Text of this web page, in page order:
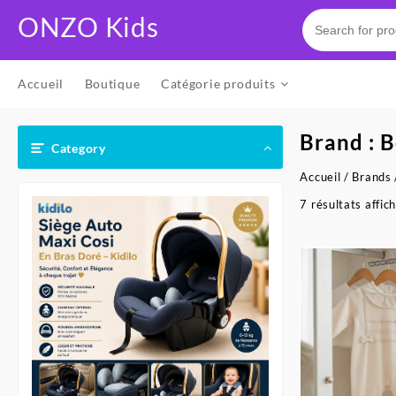
ONZO Kids
Accueil Boutique Catégorie produits
Category Brand :
Accueil / Brands
7 résultats